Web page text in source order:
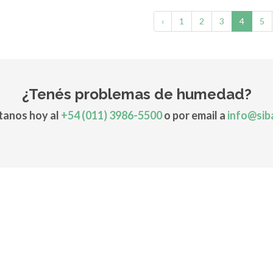
‹ 1 2 3 4 5
¿Tenés problemas de humedad?
hoy al +54 (011) 3986-5500o por email a